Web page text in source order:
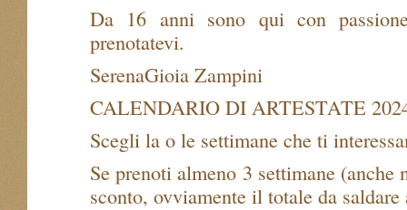
Da 16 anni sono qui con
prenotatevi.
SerenaGioia Zampini
CALENDARIO DI ARTESTATE
Scegli la o le settimane che ti
Se prenoti almeno 3 settimane (anche
sconto, ovviamente il totale da